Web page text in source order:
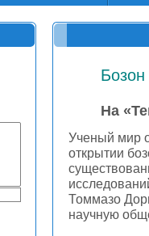
Бозон
На
Ученый мир
открытии
Томмазо
научную